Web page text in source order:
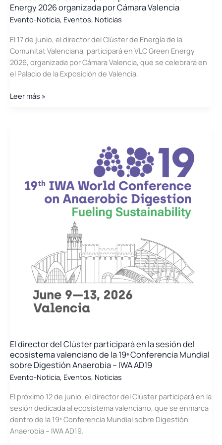
Energy 2026 organizada por Cámara Valencia
Evento-Noticia, Eventos, Noticias
El 17 de junio, el director del Clúster de Energía de la
Comunitat Valenciana, participará en VLC Green Energy
2026, organizada por Cámara Valencia, que se celebrará en
el Palacio de la Exposición de Valencia.
El
Energy
Leer más »
El director del Clúster participará en la sesión del
ecosistema valenciano de la 19ª Conferencia Mundial
sobre Digestión Anaerobia – IWA AD19
Evento-Noticia, Eventos, Noticias
El próximo 12 de junio, el director del Clúster participará en la
sesión dedicada al ecosistema valenciano, que se enmarca
dentro de la 19ª Conferencia Mundial sobre Digestión
Anaerobia – IWA AD19.